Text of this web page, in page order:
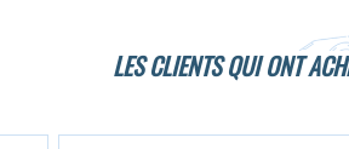
LES CLIENTS QUI ONT